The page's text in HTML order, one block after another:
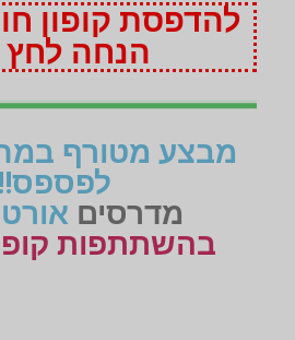
להדפסת קופון
הנחה לחץ
מבצע מטורף
מדרסים
בהשתתפות